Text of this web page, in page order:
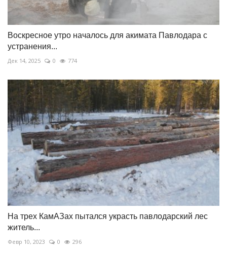
Воскресное утро началось для акимата Павлодара с
устранения...
Дек 14, 2025 0 774
На трех КамАЗах пытался украсть павлодарский лес
житель...
Февр 10, 2023 0 296